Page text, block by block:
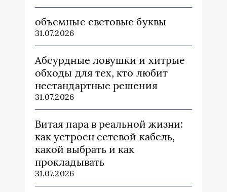
объемные световые буквы
31.07.2026
Абсурдные ловушки и хитрые
обходы для тех, кто любит
нестандартные решения
31.07.2026
Витая пара в реальной жизни:
как устроен сетевой кабель,
какой выбрать и как
прокладывать
31.07.2026